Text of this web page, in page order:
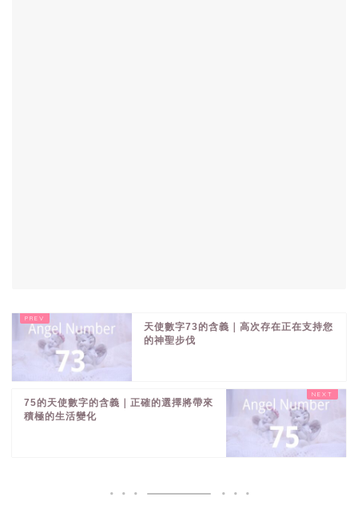
天使數字73的含義｜高次存在正在支持您
的神聖步伐
75的天使數字的含義｜正確的選擇將帶來
積極的生活變化